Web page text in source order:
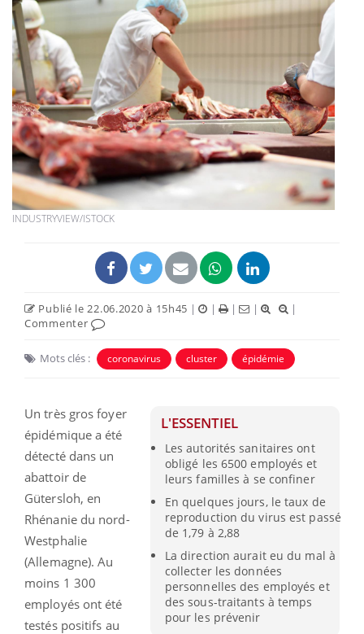
INDUSTRYVIEW/ISTOCK
Publié le 22.06.2020 à 15h45 | | | |
|
Commenter
Mots clés : coronavirus cluster épidémie
L'ESSENTIEL
Les autorités sanitaires ont
obligé les 6500 employés et
leurs familles à se confiner
En quelques jours, le taux de
reproduction du virus est passé
de 1,79 à 2,88
La direction aurait eu du mal à
collecter les données
personnelles des employés et
des sous-traitants à temps
pour les prévenir
Un très gros foyer
épidémique a été
détecté dans un
abattoir de
Gütersloh, en
Rhénanie du nord-
Westphalie
(Allemagne). Au
moins 1 300
employés ont été
testés positifs au